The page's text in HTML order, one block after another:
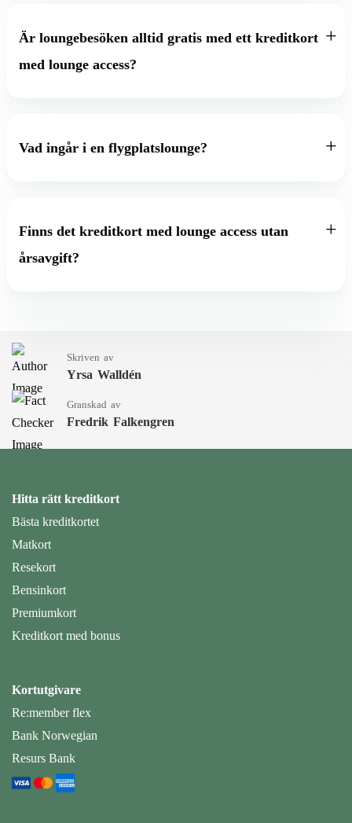
Är loungebesöken alltid gratis med ett kreditkort
med lounge access?
Vad ingår i en flygplatslounge?
Finns det kreditkort med lounge access utan
årsavgift?
Skriven av
Yrsa Walldén
Granskad av
Fredrik Falkengren
Hitta rätt kreditkort
Bästa kreditkortet
Matkort
Resekort
Bensinkort
Premiumkort
Kreditkort med bonus
Kortutgivare
Re:member flex
Bank Norwegian
Resurs Bank